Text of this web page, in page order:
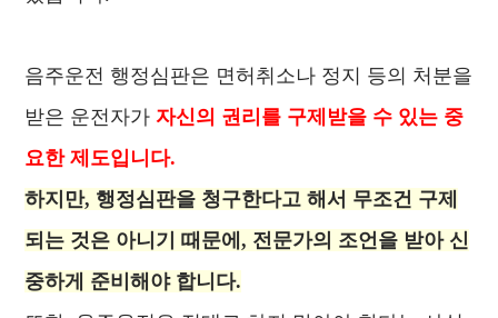
음주운전 행정심판은 면허취소나 정지 등의 처분을
받은 운전자가자신의 권리를 구제받을 수 있는 중
요한 제도입니다.
하지만, 행정심판을 청구한다고 해서 무조건 구제
되는 것은 아니기 때문에, 전문가의 조언을 받아 신
중하게 준비해야 합니다.